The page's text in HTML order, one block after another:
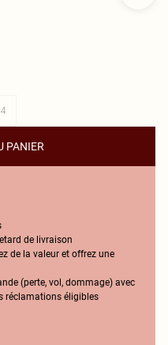
PANIER
de livraison
de la valeur et offrez une
(perte, vol, dommage) avec
réclamations éligibles